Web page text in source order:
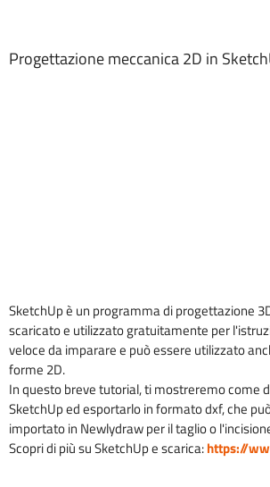
Progettazione meccanica 2D in
SketchUp è un programma di progettazione
scaricato e utilizzato gratuitamente per
veloce da imparare e può essere utilizzato
forme 2D.
In questo breve tutorial, ti mostreremo come
SketchUp ed esportarlo in formato dxf, che
importato in Newlydraw per il taglio o
Scopri di più su SketchUp e scarica:https://